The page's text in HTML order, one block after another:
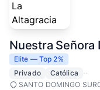
Nuestra Señora
Elite — Top 2%
Privado
Católica ··
SANTO DOMINGO